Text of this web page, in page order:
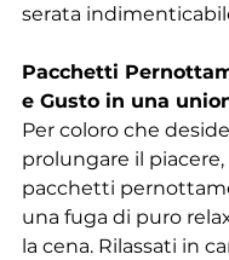
serata
Pacchetti
e Gusto in una
Per coloro che
prolungare il
pacchetti
una fuga di puro
la cena. Rilassati in